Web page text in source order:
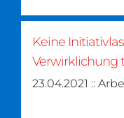
Keine
Verwirklichung
23.04.2021 ::